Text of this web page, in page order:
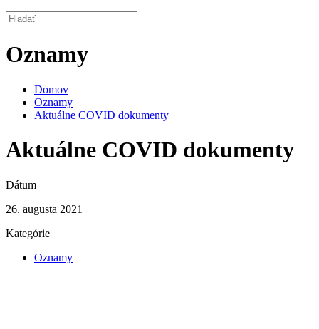
Oznamy
Domov
Oznamy
Aktuálne COVID dokumenty
Aktuálne COVID dokumenty
Dátum
26. augusta 2021
Kategórie
Oznamy